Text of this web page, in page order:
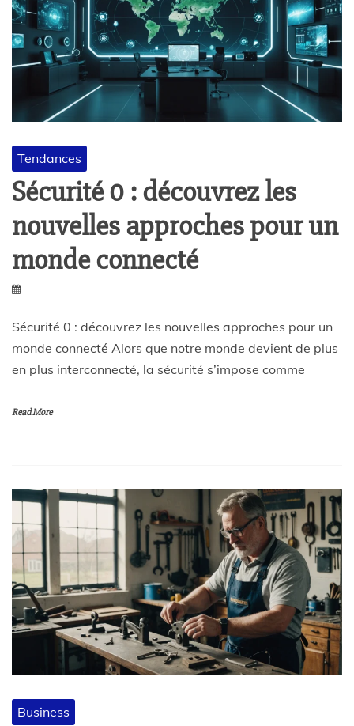
Tendances
Sécurité 0 : découvrez les
nouvelles approches pour un
monde connecté
Sécurité 0 : découvrez les nouvelles approches pour un
monde connecté Alors que notre monde devient de plus
en plus interconnecté, la sécurité s’impose comme
Read More
Business